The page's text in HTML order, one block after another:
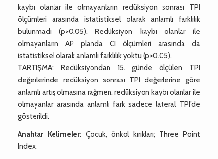
kaybı olanlar ile olmayanların redüksiyon sonrası TPI
ölçümleri arasında istatistiksel olarak anlamlı farklılık
bulunmadı (p>0.05). Redüksiyon kaybı olanlar ile
olmayanların AP planda CI ölçümleri arasında da
istatistiksel olarak anlamlı farklılık yoktu (p>0.05).
TARTIŞMA: Redüksiyondan 15. günde ölçülen TPI
değerlerinde redüksiyon sonrası TPI değerlerine göre
anlamlı artış olmasına rağmen, redüksiyon kaybı olanlar ile
olmayanlar arasında anlamlı fark sadece lateral TPI’de
gösterildi.
Anahtar Kelimeler: Çocuk, önkol kırıkları; Three Point
Index.